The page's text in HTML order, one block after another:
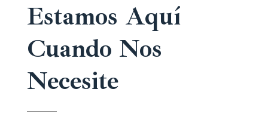
Estamos Aquí
Cuando Nos
Necesite